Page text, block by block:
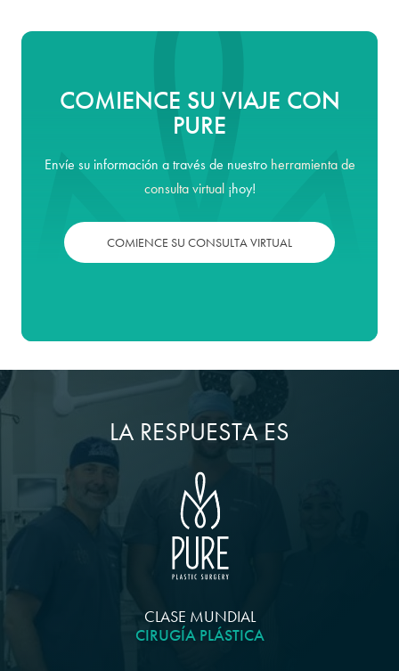
COMIENCE SU VIAJE CON
PURE
Envíe su información a través de nuestro herramienta de
consulta virtual¡hoy!
COMIENCE SU CONSULTA VIRTUAL
LA RESPUESTA ES
CLASE MUNDIAL
CIRUGÍA PLÁSTICA